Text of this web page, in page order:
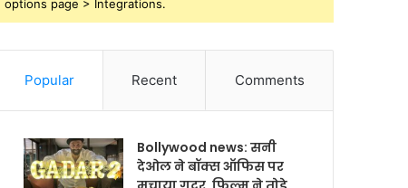
options page > Integrations.
Popular Recent Comments
Bollywood news: सनी
देओल ने बॉक्स ऑफिस पर